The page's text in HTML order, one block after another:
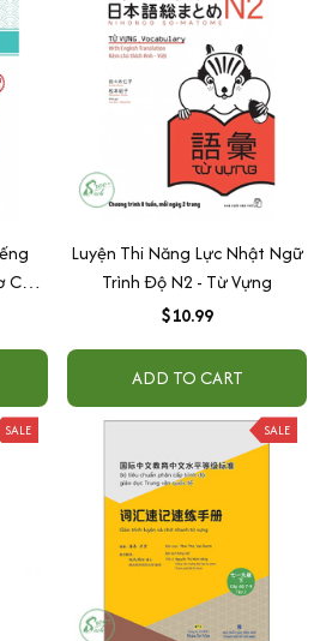
Người Việt / Tặng Kèm
Bookmark Happy Life)
Cấp
Luyện Thi Năng Lực Nhật Ngữ
Trình Độ N2 - Từ Vựng
$10.99
ADD TO CART
SALE SALE